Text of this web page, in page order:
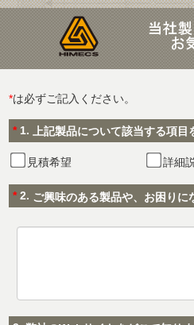
*は必ずご記入ください。
* 1. 上記製品について該当する項目
見積希望 詳細
* 2. ご興味のある製品や、お困り